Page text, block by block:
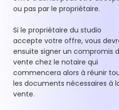
ou pas par le propriétaire.
Si le propriétaire du studio
accepte votre offre, vous
ensuite signer un compromis
vente chez le notaire qui
commencera alors à réunir
les documents nécessaires à
vente.